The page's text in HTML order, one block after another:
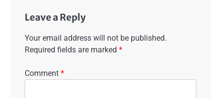
Leave a Reply
Your email address will not be published.
Required fields are marked *
Comment *